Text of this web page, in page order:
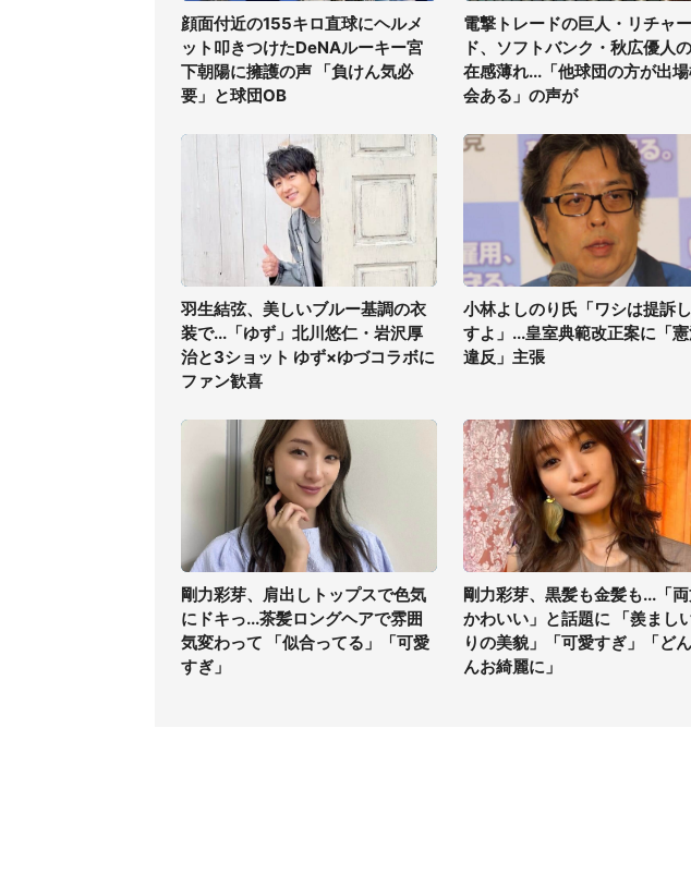
顔面付近の155キロ直球にヘルメ
ット叩きつけたDeNAルーキー宮
下朝陽に擁護の声 「負けん気必
要」と球団OB
電撃トレードの巨人・リチャー
ド、ソフトバンク・秋広優人
在感薄れ...「他球団の方が出
会ある」の声が
羽生結弦、美しいブルー基調の衣
装で...「ゆず」北川悠仁・岩沢厚
治と3ショット ゆず×ゆづコラボに
ファン歓喜
小林よしのり氏「ワシは提訴
すよ」...皇室典範改正案に「
違反」主張
剛力彩芽、肩出しトップスで色気
にドキっ...茶髪ロングヘアで雰囲
気変わって 「似合ってる」「可愛
すぎ」
剛力彩芽、黒髪も金髪も...「
かわいい」と話題に 「羨まし
りの美貌」「可愛すぎ」「ど
んお綺麗に」